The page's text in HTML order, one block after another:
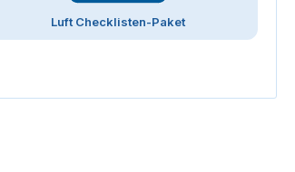
Luft Checklisten-Paket